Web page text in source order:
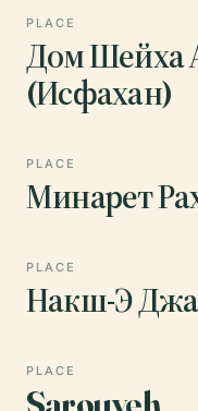
PLACE
Дом Шейха
(Исфахан)
PLACE
Минарет
PLACE
Накш-Э
PLACE